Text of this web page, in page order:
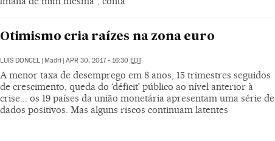
Otimismo cria raízes na zona euro
LUIS DONCEL Madri APR 30, 2017 - 16:30 EDT
A menor taxa de desemprego em 8 anos, 15 trimestres seguidos
de crescimento, queda do ‘déficit’ público ao nível anterior à
crise... os 19 países da união monetária apresentam uma série de
dados positivos. Mas alguns riscos continuam latentes